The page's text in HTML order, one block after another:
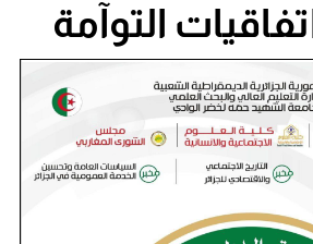
التوآمة